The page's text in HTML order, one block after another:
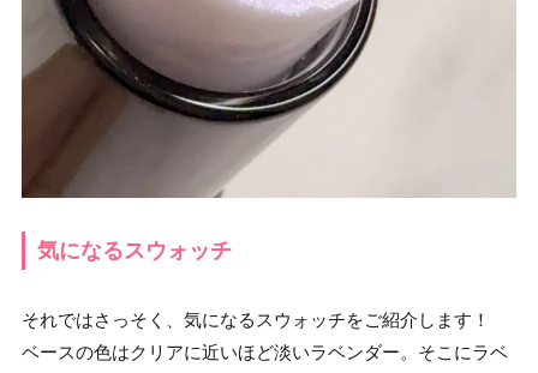
気になるスウォッチ
それではさっそく、気になるスウォッチをご紹介します！
ベースの色はクリアに近いほど淡いラベンダー。そこにラベ